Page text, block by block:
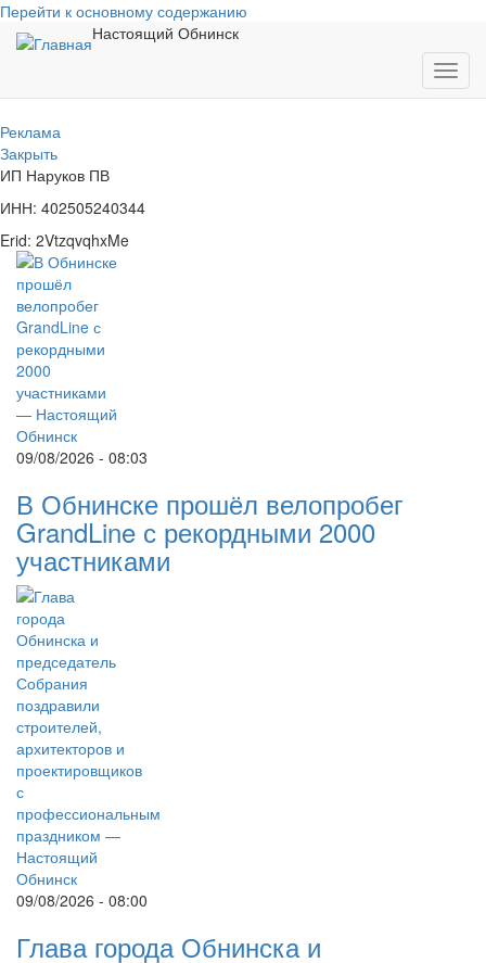
Перейти к основному содержанию
Настоящий Обнинск
Реклама
Закрыть
ИП Наруков ПВ
ИНН: 402505240344
Erid: 2VtzqvqhxMe
09/08/2026 - 08:03
В Обнинске прошёл велопробег
GrandLine с рекордными 2000
участниками
09/08/2026 - 08:00
Глава города Обнинска и